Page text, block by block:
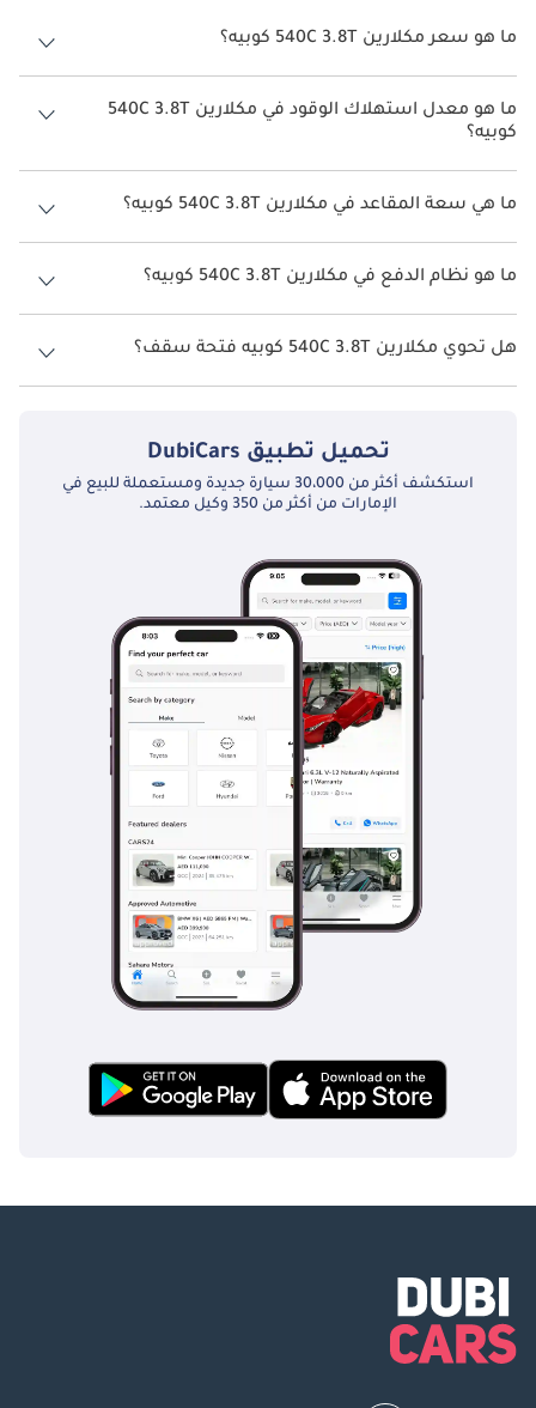
ما هو سعر مكلارين 540C 3.8T كوبيه؟
سعر مكلارين 540C 3.8T كوبيه هو درهم 682,500.
ما هو معدل استهلاك الوقود في مكلارين 540C 3.8T
كوبيه؟
يبلغ معدل استهلاك الوقود المقترح من الشركة المصنعة لسيارة مكلارين
540C 2026 من 6كم/ليتر.
ما هي سعة المقاعد في مكلارين 540C 3.8T كوبيه؟
تتسع مكلارين 540C 3.8T كوبيه لأ 2 أشخاص.
ما هو نظام الدفع في مكلارين 540C 3.8T كوبيه؟
نظام الدفع في مكلارين 540C Rear Wheel Drive 3.8T كوبيه.
هل تحوي مكلارين 540C 3.8T كوبيه فتحة سقف؟
نعم توفر مكلارين 540C 3.8T كوبيه فتحة السقف كخيار.
تحميل تطبيق DubiCars
استكشف أكثر من 30،000 سيارة جديدة ومستعملة للبيع في
الإمارات من أكثر من 350 وكيل معتمد.